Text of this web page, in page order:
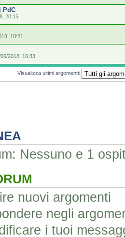
PdC
20:15
18:21
2018, 16:33
Visualizza ultimi argomenti:
Nessuno e 1
nuovi argomenti
negli
i tuoi